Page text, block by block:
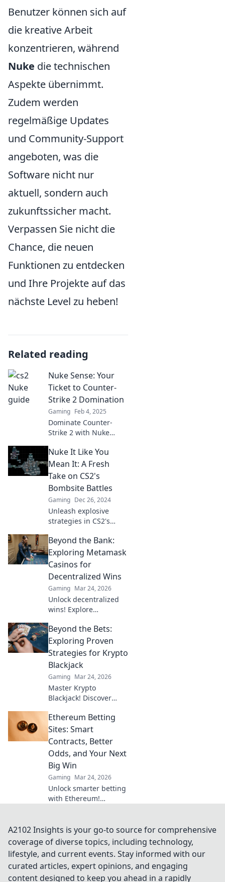
Benutzer können sich auf
die kreative Arbeit
konzentrieren, während
Nuke die technischen
Aspekte übernimmt.
Zudem werden
regelmäßige Updates
und Community-Support
angeboten, was die
Software nicht nur
aktuell, sondern auch
zukunftssicher macht.
Verpassen Sie nicht die
Chance, die neuen
Funktionen zu entdecken
und Ihre Projekte auf das
nächste Level zu heben!
Related reading
Nuke Sense: Your
Ticket to Counter-
Strike 2 Domination
Gaming Feb 4, 2025
Dominate Counter-
Strike 2 with Nuke
strategies, tips, and
tricks to elevate your
gameplay and conquer
Nuke It Like You
Mean It: A Fresh
Take on CS2's
Bombsite Battles
Gaming Dec 26, 2024
Unleash explosive
strategies in CS2's
Discover fresh tips to
dominate your matches
and nuke the
Beyond the Bank:
Exploring Metamask
Casinos for
Decentralized Wins
Gaming Mar 24, 2026
Unlock decentralized
wins! Explore
crypto gaming, big
bonuses & secure play.
Your guide to Web3
gambling.
Beyond the Bets:
Exploring Proven
Strategies for Krypto
Blackjack
Gaming Mar 24, 2026
Master Krypto
Blackjack! Discover
boost your wins, and
play smarter. Click to
go beyond the bets.
Ethereum Betting
Sites: Smart
Contracts, Better
Odds, and Your Next
Big Win
Gaming Mar 24, 2026
Unlock smarter betting
with Ethereum!
better odds and your
next big win.
A2102 Insights is your go-to source for comprehensive
coverage of diverse topics, including technology,
lifestyle, and current events. Stay informed with our
curated articles, expert opinions, and engaging
content designed to keep you ahead in a rapidly